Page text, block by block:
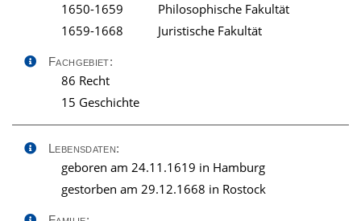
1650-1659
Philosophische Fakultät
1659-1668
Juristische Fakultät
Fachgebiet:
86 Recht
15 Geschichte
Lebensdaten:
geboren am 24.11.1619 in Hamburg
gestorben am 29.12.1668 in Rostock